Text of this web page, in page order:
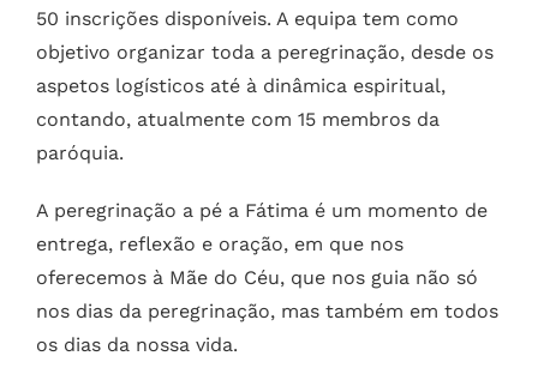
50 inscrições disponíveis. A equipa tem como
objetivo organizar toda a peregrinação, desde os
aspetos logísticos até à dinâmica espiritual,
contando, atualmente com 15 membros da
paróquia.
A peregrinação a pé a Fátima é um momento de
entrega, reflexão e oração, em que nos
oferecemos à Mãe do Céu, que nos guia não só
nos dias da peregrinação, mas também em todos
os dias da nossa vida.